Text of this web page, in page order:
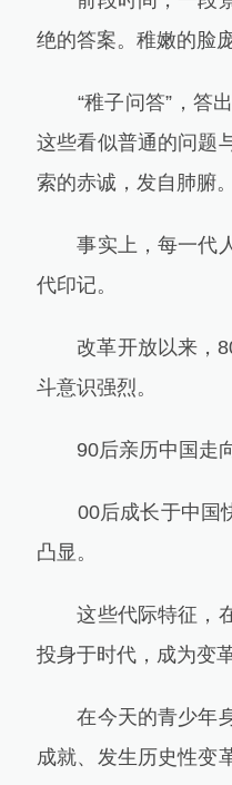
绝的答案。稚嫩的脸
“稚子问答”，答出
这些看似普通的问题
索的赤诚，发自肺腑
事实上，每一代人
代印记。
改革开放以来，80
斗意识强烈。
90后亲历中国走向
00后成长于中国快
凸显。
这些代际特征，在
投身于时代，成为变
在今天的青少年身
成就、发生历史性变